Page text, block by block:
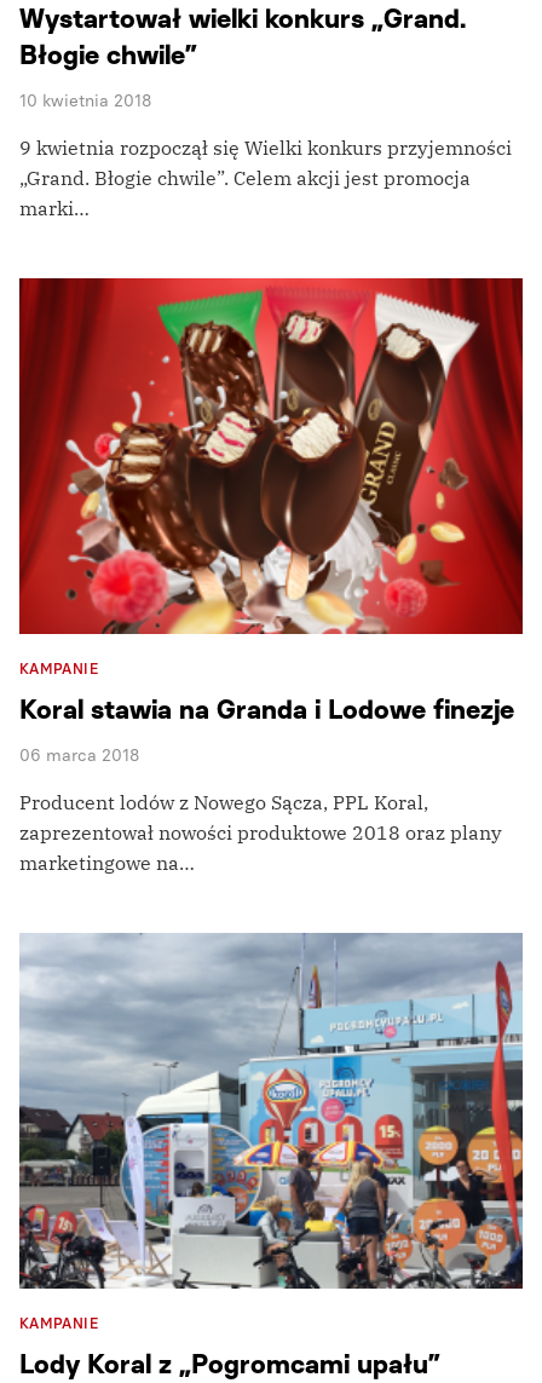
Wystartował wielki konkurs „Grand.
Błogie chwile”
10 kwietnia 2018
9 kwietnia rozpoczął się Wielki konkurs przyjemności
„Grand. Błogie chwile”. Celem akcji jest promocja
marki…
KAMPANIE
Koral stawia na Granda i Lodowe finezje
06 marca 2018
Producent lodów z Nowego Sącza, PPL Koral,
zaprezentował nowości produktowe 2018 oraz plany
marketingowe na…
KAMPANIE
Lody Koral z „Pogromcami upału”